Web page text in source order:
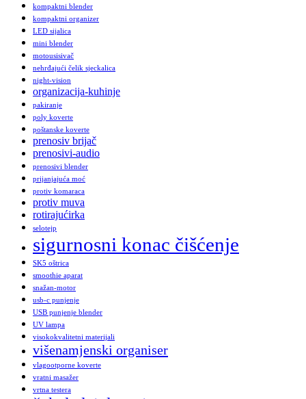
kompaktni blender
kompaktni organizer
LED sijalica
mini blender
motousisivač
nehrđajući čelik sjeckalica
night-vision
organizacija-kuhinje
pakiranje
poly koverte
poštanske koverte
prenosiv brijač
prenosivi-audio
prenosivi blender
prijanjajuća moć
protiv komaraca
protiv muva
rotirajućirka
selotejp
sigurnosni konac čišćenje
SK5 oštrica
smoothie aparat
snažan-motor
usb-c punjenje
USB punjenje blender
UV lampa
visokokvalitetni materijali
višenamjenski organiser
vlagootporne koverte
vratni masažer
vrtna testera